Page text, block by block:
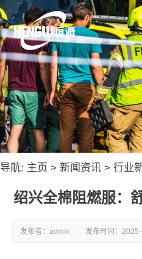
导航: 主页 > 新闻资讯 > 行业
绍兴全棉阻燃服：
发布者：admin 发布时间：